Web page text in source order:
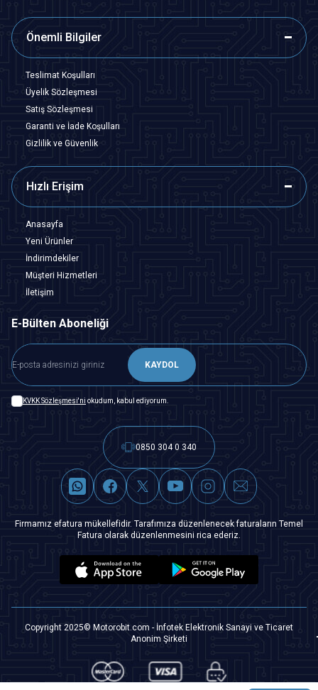
Önemli Bilgiler
Teslimat Koşulları
Üyelik Sözleşmesi
Satış Sözleşmesi
Garanti ve İade Koşulları
Gizlilik ve Güvenlik
Hızlı Erişim
Anasayfa
Yeni Ürünler
İndirimdekiler
Müşteri Hizmetleri
İletişim
E-Bülten Aboneliği
KAYDOL
KVKK Sözleşmesi'ni okudum, kabul ediyorum.
0850 304 0 340
Firmamız efatura mükellefidir. Tarafımıza düzenlenecek faturaların Temel
Fatura olarak düzenlenmesini rica ederiz.
Copyright 2025© Motorobit.com - İnfotek Elektronik Sanayi ve Ticaret
Anonim Şirketi